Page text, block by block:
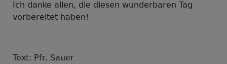
Ich danke allen, die diesen wunderbaren Tag
vorbereitet haben!
Text: Pfr. Sauer